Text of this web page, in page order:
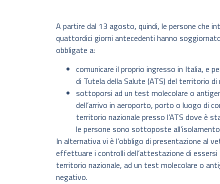
A partire dal 13 agosto, quindi, le persone che
quattordici giorni antecedenti hanno
obbligate a:
comunicare il proprio ingresso in Italia, e
di Tutela della Salute (ATS) del territorio
sottoporsi ad un test molecolare o
dell’arrivo in aeroporto, porto o luogo di
territorio nazionale presso l’ATS dove è
le persone sono sottoposte
In alternativa vi è l’obbligo di presentazione al
effettuare i controlli dell’attestazione di
territorio nazionale, ad un test molecolare o
negativo.